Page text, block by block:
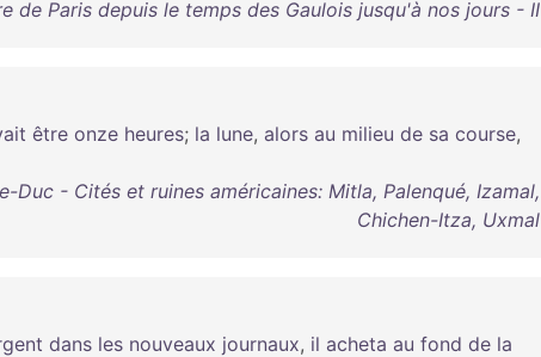
de Paris depuis le temps des Gaulois jusqu'à nos jours - II
être onze heures; la lune, alors au milieu de sa course,
Duc - Cités et ruines américaines: Mitla, Palenqué, Izamal,
Chichen-Itza, Uxmal
dans les nouveaux journaux, il acheta au fond de la